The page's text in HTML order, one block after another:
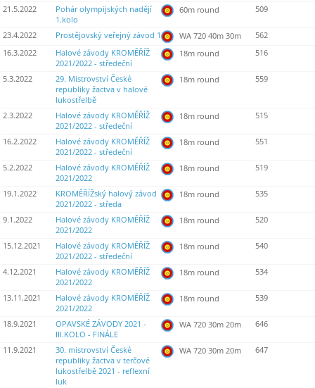
21.5.2022
Pohár olympijských nadějí
1.kolo
60m round 509
23.4.2022 Prostějovský veřejný závod 1 WA 720 40m 30m
562
16.3.2022
Halové závody KROMĚŘÍŽ
2021/2022 - středeční
18m round 516
5.3.2022
29. Mistrovství České
republiky žactva v halové
lukostřelbě
18m round 559
2.3.2022
Halové závody KROMĚŘÍŽ
2021/2022 - středeční
18m round 515
16.2.2022
Halové závody KROMĚŘÍŽ
2021/2022 - středeční
18m round 551
5.2.2022
Halové závody KROMĚŘÍŽ
2021/2022
18m round 519
19.1.2022
KROMĚŘÍŽský halový závod
2021/2022 - středa
18m round 535
9.1.2022
Halové závody KROMĚŘÍŽ
2021/2022
18m round 520
15.12.2021
Halové závody KROMĚŘÍŽ
2021/2022 - středeční
18m round 540
4.12.2021
Halové závody KROMĚŘÍŽ
2021/2022
18m round 534
13.11.2021
Halové závody KROMĚŘÍŽ
2021/2022
18m round 539
18.9.2021
OPAVSKÉ ZÁVODY 2021 -
III.KOLO - FINÁLE
WA 720 30m 20m 646
11.9.2021
30. mistrovství České
republiky žactva v terčové
lukostřelbě 2021 - reflexní
luk
WA 720 30m 20m 647